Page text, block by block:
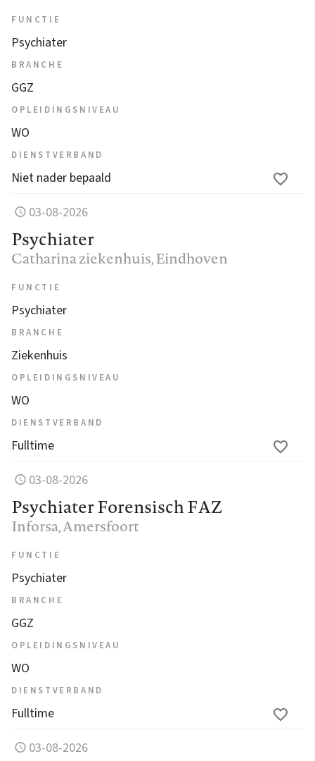
FUNCTIE
Psychiater
BRANCHE
GGZ
OPLEIDINGSNIVEAU
WO
DIENSTVERBAND
Niet nader bepaald
03-08-2026
Psychiater
Catharina ziekenhuis, Eindhoven
FUNCTIE
Psychiater
BRANCHE
Ziekenhuis
OPLEIDINGSNIVEAU
WO
DIENSTVERBAND
Fulltime
03-08-2026
Psychiater Forensisch FAZ
Inforsa, Amersfoort
FUNCTIE
Psychiater
BRANCHE
GGZ
OPLEIDINGSNIVEAU
WO
DIENSTVERBAND
Fulltime
03-08-2026